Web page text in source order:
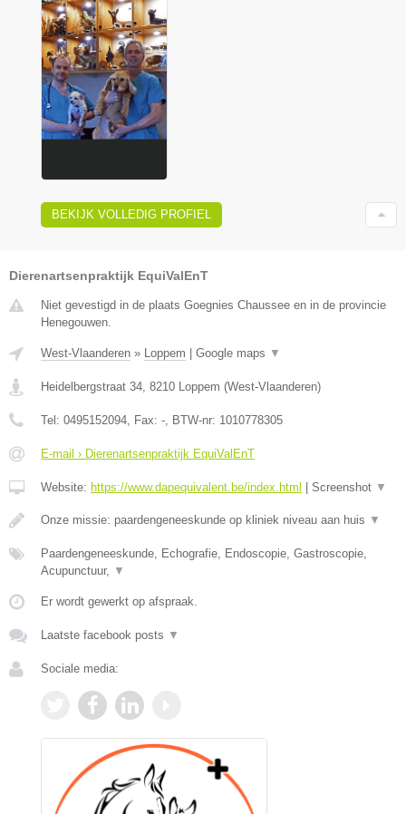
BEKIJK VOLLEDIG PROFIEL
Dierenartsenpraktijk EquiValEnT
Niet gevestigd in de plaats Goegnies Chaussee en in de provincie
Henegouwen.
West-Vlaanderen » Loppem | Google maps ▼
Heidelbergstraat 34 8210 Loppem (West-Vlaanderen)
Tel: 0495152094 , Fax: - , BTW-nr: 1010778305
E-mail › Dierenartsenpraktijk EquiValEnT
Website: https://www.dapequivalent.be/index.html | Screenshot ▼
Onze missie: paardengeneeskunde op kliniek niveau aan huis ▼
Paardengeneeskunde, Echografie, Endoscopie, Gastroscopie,
Acupunctuur,
▼
Er wordt gewerkt op afspraak.
Laatste facebook posts ▼
Sociale media: